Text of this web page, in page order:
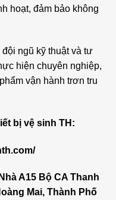
hoạt, đảm bảo không
ngũ kỹ thuật và tư
hiện chuyên nghiệp,
vận hành trơn tru
bị vệ sinh TH:
A15 Bộ CA Thanh
Mai, Thành Phố